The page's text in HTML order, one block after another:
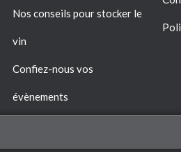
Nos conseils pour stocker le
vin
Confiez-nous vos
évènements